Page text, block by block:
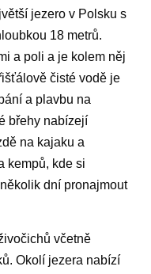
jezero v Polsku s
18 metrů.
a poli a je kolem něj
čisté vodě je
a plavbu na
břehy nabízejí
na kajaku a
kempů, kde si
dní pronajmout
včetně
Okolí jezera nabízí